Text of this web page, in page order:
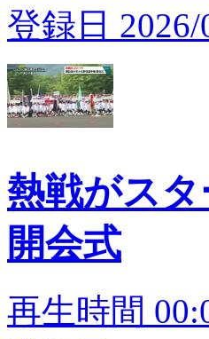
登録日 2026/
熱戦がス
開会式
再生時間